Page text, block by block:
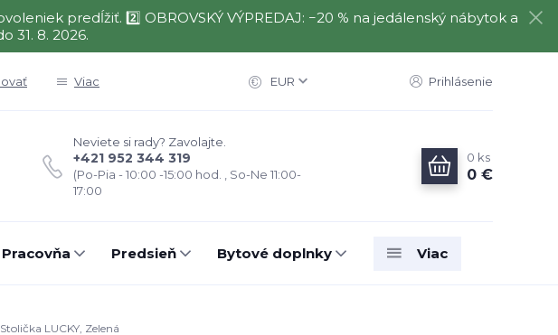
predĺžiť. 2️⃣ OBROVSKÝ VÝPREDAJ: −20 % na jedálenský nábytok a
31. 8. 2026.
Viac EUR Prihlásenie
Neviete si rady? Zavolajte.
+421 952 344 319
(Po-Pia - 10:00 -15:00 hod. , So-Ne 11:00-
17:00
0 ks
0 €
Pracovňa Predsieň Bytové doplnky Viac
Stolička LUCKY, Zelená